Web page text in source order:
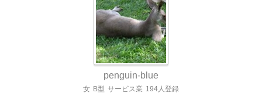
penguin-blue
女 B型 サービス業 194人登録